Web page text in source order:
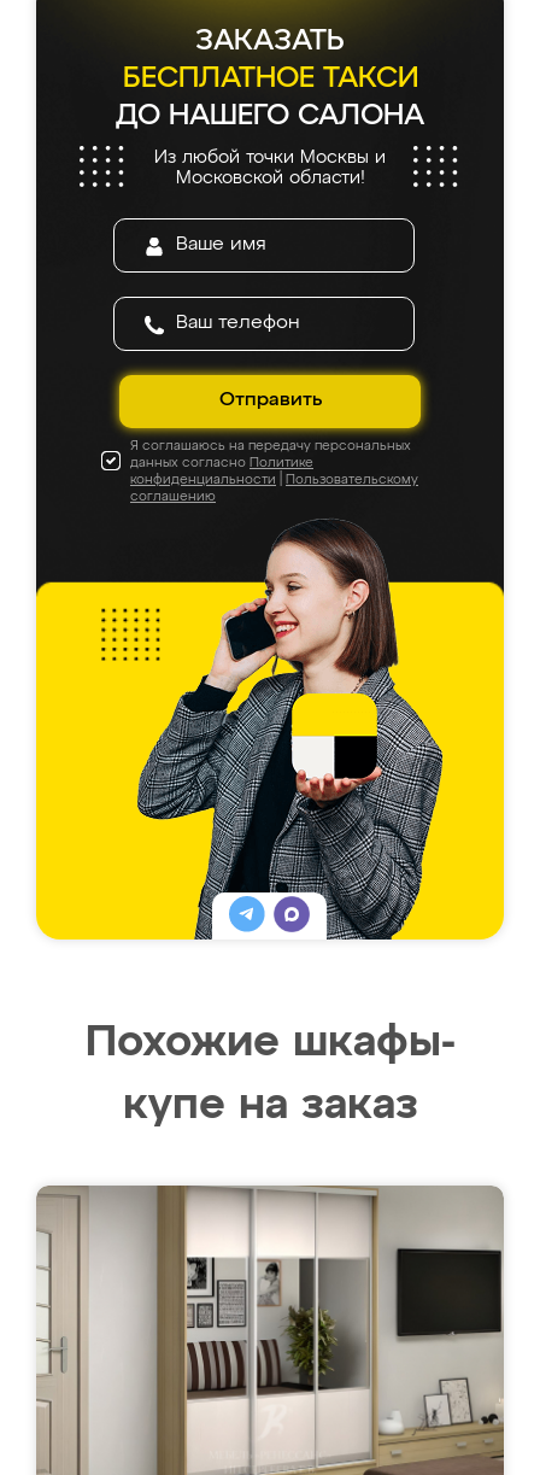
ЗАКАЗАТЬ
БЕСПЛАТНОЕ ТАКСИ
ДО НАШЕГО САЛОНА
Из любой точки Москвы и
Московской области!
Отправить
Я соглашаюсь на передачу персональных
данных согласно Политике
конфиденциальности
Пользовательскому
соглашению
Похожие шкафы-
купе на заказ